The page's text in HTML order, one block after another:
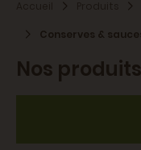
Conserves &
Nos produits